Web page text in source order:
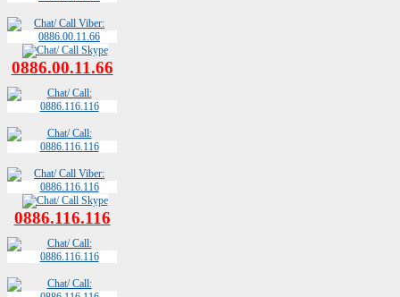
0886.00.11.66
0886.116.116